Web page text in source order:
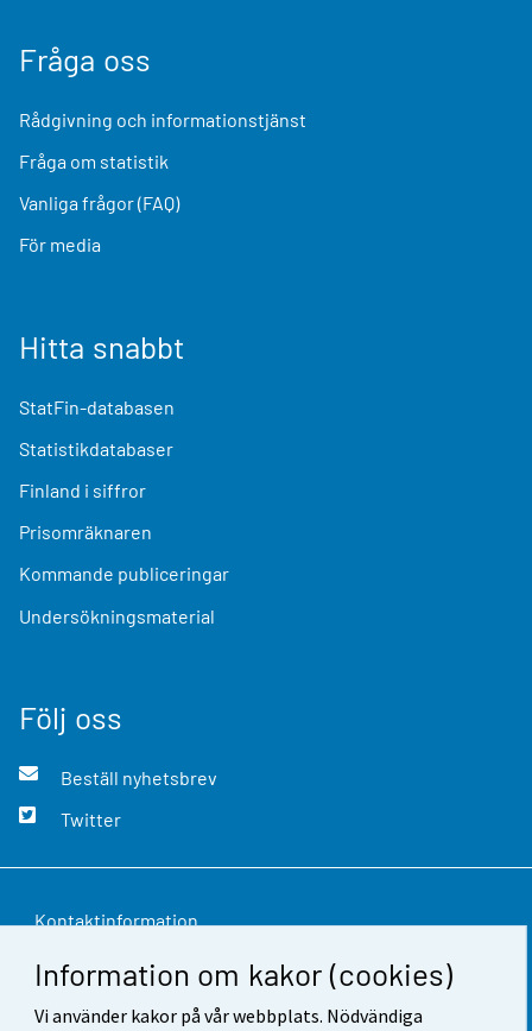
Information om kakor (cookies)
Vi använder kakor på vår webbplats. Nödvändiga
Fråga oss
Rådgivning och informationstjänst
Fråga om statistik
Vanliga frågor (FAQ)
För media
Hitta snabbt
StatFin-databasen
Statistikdatabaser
Finland i siffror
Prisomräknaren
Kommande publiceringar
Undersökningsmaterial
Följ oss
Beställ nyhetsbrev
Twitter
Kontaktinformation
Respons
Användarvillkor